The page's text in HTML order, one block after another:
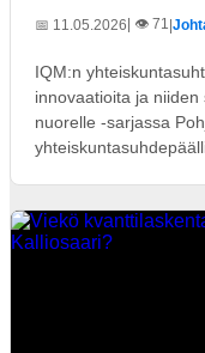
📅 11.05.2026| 👁️ 71
IQM:n
innovaatioita ja
nuorelle -sarjassa